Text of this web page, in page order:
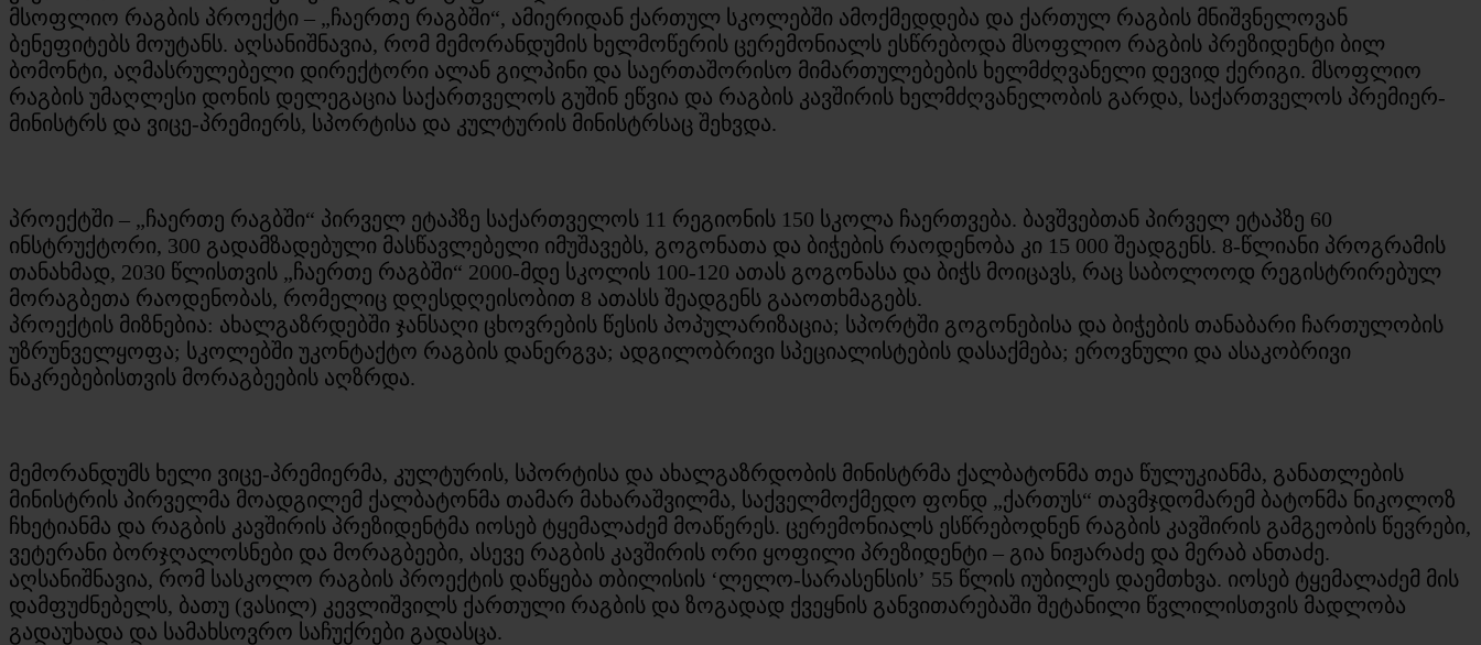
მსოფლიო რაგბის პროექტი – „ჩაერთე რაგბში“, ამიერიდან ქართულ სკოლებში ამოქმედდება და ქართულ რაგბის მნიშვნელოვან
ბენეფიტებს მოუტანს. აღსანიშნავია, რომ მემორანდუმის ხელმოწერის ცერემონიალს ესწრებოდა მსოფლიო რაგბის პრეზიდენტი ბილ
ბომონტი, აღმასრულებელი დირექტორი ალან გილპინი და საერთაშორისო მიმართულებების ხელმძღვანელი დევიდ ქერიგი. მსოფლიო
რაგბის უმაღლესი დონის დელეგაცია საქართველოს გუშინ ეწვია და რაგბის კავშირის ხელმძღვანელობის გარდა, საქართველოს პრემიერ-
მინისტრს და ვიცე-პრემიერს, სპორტისა და კულტურის მინისტრსაც შეხვდა.
პროექტში – „ჩაერთე რაგბში“ პირველ ეტაპზე საქართველოს 11 რეგიონის 150 სკოლა ჩაერთვება. ბავშვებთან პირველ ეტაპზე 60
ინსტრუქტორი, 300 გადამზადებული მასწავლებელი იმუშავებს, გოგონათა და ბიჭების რაოდენობა კი 15 000 შეადგენს. 8-წლიანი პროგრამის
თანახმად, 2030 წლისთვის „ჩაერთე რაგბში“ 2000-მდე სკოლის 100-120 ათას გოგონასა და ბიჭს მოიცავს, რაც საბოლოოდ რეგისტრირებულ
მორაგბეთა რაოდენობას, რომელიც დღესდღეისობით 8 ათასს შეადგენს გააოთხმაგებს.
პროექტის მიზნებია: ახალგაზრდებში ჯანსაღი ცხოვრების წესის პოპულარიზაცია; სპორტში გოგონებისა და ბიჭების თანაბარი ჩართულობის
უზრუნველყოფა; სკოლებში უკონტაქტო რაგბის დანერგვა; ადგილობრივი სპეციალისტების დასაქმება; ეროვნული და ასაკობრივი
ნაკრებებისთვის მორაგბეების აღზრდა.
მემორანდუმს ხელი ვიცე-პრემიერმა, კულტურის, სპორტისა და ახალგაზრდობის მინისტრმა ქალბატონმა თეა წულუკიანმა, განათლების
მინისტრის პირველმა მოადგილემ ქალბატონმა თამარ მახარაშვილმა, საქველმოქმედო ფონდ „ქართუს“ თავმჯდომარემ ბატონმა ნიკოლოზ
ჩხეტიანმა და რაგბის კავშირის პრეზიდენტმა იოსებ ტყემალაძემ მოაწერეს. ცერემონიალს ესწრებოდნენ რაგბის კავშირის გამგეობის წევრები,
ვეტერანი ბორჯღალოსნები და მორაგბეები, ასევე რაგბის კავშირის ორი ყოფილი პრეზიდენტი – გია ნიჟარაძე და მერაბ ანთაძე.
აღსანიშნავია, რომ სასკოლო რაგბის პროექტის დაწყება თბილისის ‘ლელო-სარასენსის’ 55 წლის იუბილეს დაემთხვა. იოსებ ტყემალაძემ მის
დამფუძნებელს, ბათუ (ვასილ) კევლიშვილს ქართული რაგბის და ზოგადად ქვეყნის განვითარებაში შეტანილი წვლილისთვის მადლობა
გადაუხადა და სამახსოვრო საჩუქრები გადასცა.